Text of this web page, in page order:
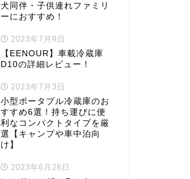
犬同伴・子供連れファミリ
ーにおすすめ！
2023年7月9日
【EENOUR】車載冷蔵庫
D10の詳細レビュー！
2023年7月3日
小型ポータブル冷蔵庫のお
すすめ6選！持ち運びに便
利なコンパクトタイプを厳
選【キャンプや車中泊向
け】
2023年6月26日